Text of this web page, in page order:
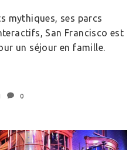
mythiques, ses parcs
San Francisco est
un séjour en famille.
0